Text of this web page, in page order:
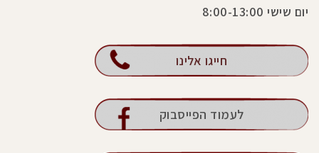
יום שישי 8:00-13:00
חייגו אלינו
לעמוד הפייסבוק